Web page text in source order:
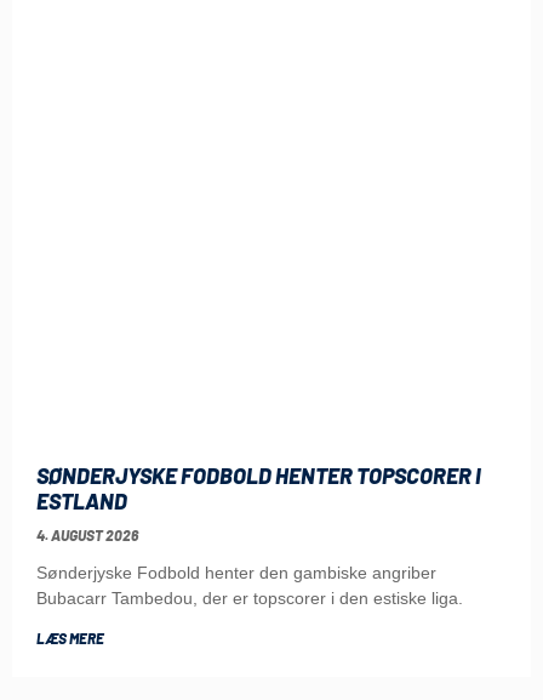
SØNDERJYSKE FODBOLD HENTER TOPSCORER I
ESTLAND
4. AUGUST 2026
Sønderjyske Fodbold henter den gambiske angriber
Bubacarr Tambedou, der er topscorer i den estiske liga.
LÆS MERE